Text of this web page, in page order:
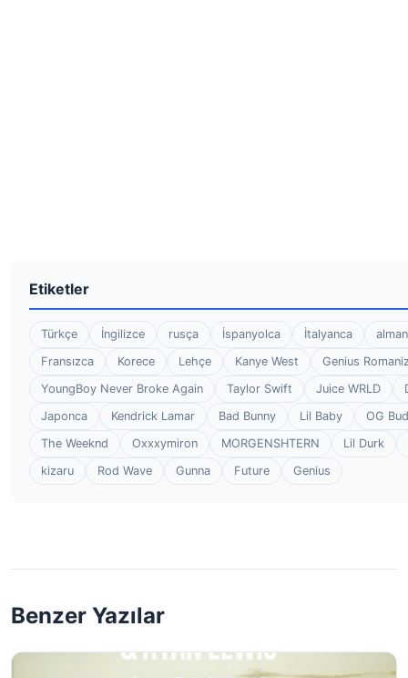
Etiketler
Türkçe İngilizce rusça İspanyolca İtalyanca
Fransızca
Korece Lehçe Kanye West
Genius
YoungBoy Never Broke Again
Taylor Swift Juice WRLD
Japonca
Kendrick Lamar Bad Bunny Lil Baby
OG
The Weeknd
Oxxxymiron MORGENSHTERN
Lil Durk
kizaru
Rod Wave Gunna Future Genius
Benzer Yazılar